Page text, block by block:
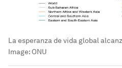
La esperanza de vida global
Image: ONU